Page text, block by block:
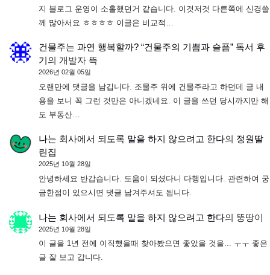
지 블로그 운영이 소홀했던거 같습니다. 이것저것 다른쪽에 신경쓸
께 많아서요 ㅎㅎㅎㅎ 이글은 비교적…
건물주는 과연 행복할까? “건물주의 기쁨과 슬픔” 독서 후
기의 개발자 뜩
2026년 02월 05일
오랜만에 댓글을 남깁니다. 조물주 위에 건물주라고 하던데 글 내
용을 보니 꼭 그런 것만은 아니겠네요. 이 글을 쓰던 당시까지만 해
도 부동산…
나는 회사에서 되도록 말을 하지 않으려고 한다의 정원딸
린집
2025년 10월 28일
안녕하세요 반갑습니다. 도움이 되셨다니 다행입니다. 관련하여 궁
금한점이 있으시면 댓글 남겨주셔도 됩니다.
나는 회사에서 되도록 말을 하지 않으려고 한다의 뚱땅이
2025년 10월 28일
이 글을 1년 전에 이직했을때 찾아봤으면 좋았을 것을... ㅜㅜ 좋은
글 잘 보고 갑니다.